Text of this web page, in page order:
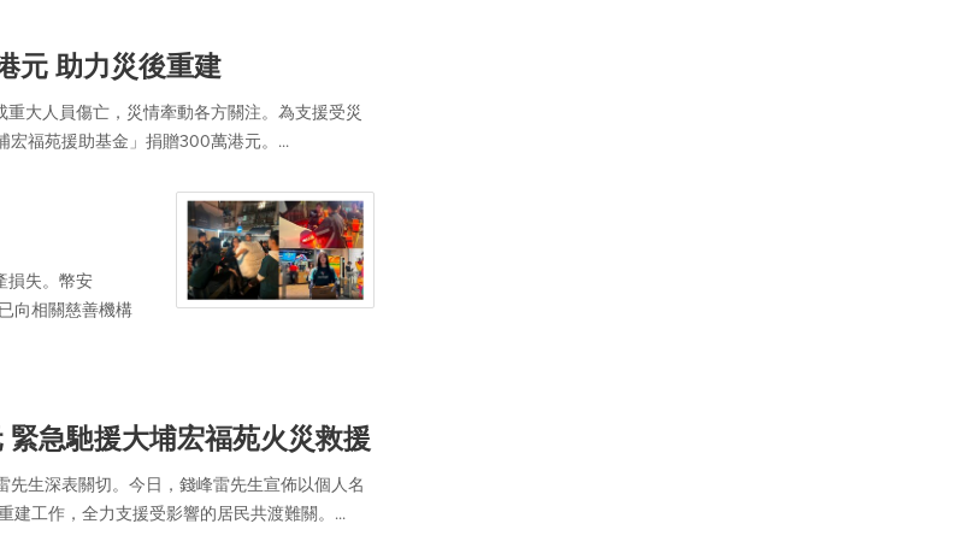
元 助力災後重建
大人員傷亡，災情牽動各方關注。為支援受災
宏福苑援助基金」捐贈300萬港元。...
損失。幣安
向相關慈善機構
急馳援大埔宏福苑火災救援
生深表關切。今日，錢峰雷先生宣佈以個人名
建工作，全力支援受影響的居民共渡難關。...